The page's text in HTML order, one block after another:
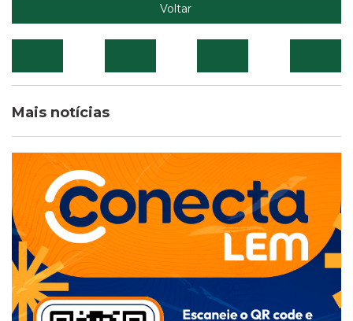
Voltar
Mais notícias